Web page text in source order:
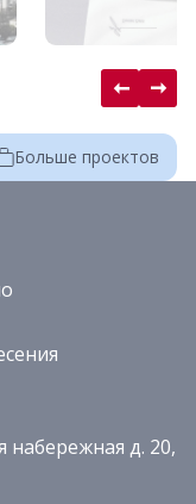
Больше проектов
набережная д. 20,